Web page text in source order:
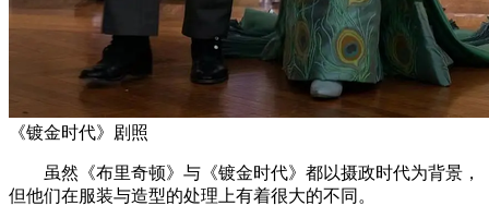
《镀金时代》剧照
虽然《布里奇顿》与《镀金时代》都以摄政时代为背景，
但他们在服装与造型的处理上有着很大的不同。